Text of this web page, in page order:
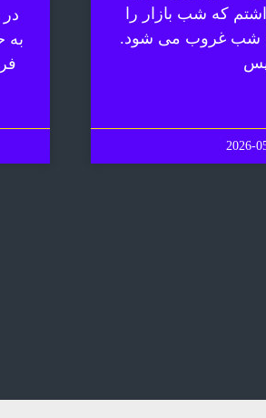
که شب بازار را
هم ببینم. ساعت 10 شب غروب می شود.
2026-
به